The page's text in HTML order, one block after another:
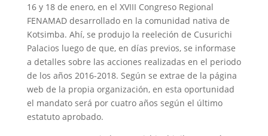
16 y 18 de enero, en el XVIII Congreso Regional
FENAMAD desarrollado en la comunidad nativa de
Kotsimba. Ahí, se produjo la reeleción de Cusurichi
Palacios luego de que, en días previos, se informase
a detalles sobre las acciones realizadas en el periodo
de los años 2016-2018. Según se extrae de la página
web de la propia organización, en esta oportunidad
el mandato será por cuatro años según el último
estatuto aprobado.